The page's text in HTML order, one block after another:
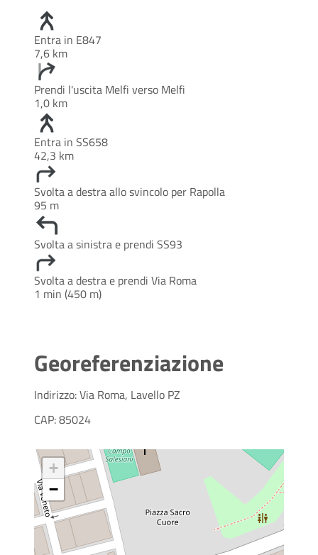
Entra in E847
7,6 km
Prendi l'uscita Melfi verso Melfi
1,0 km
Entra in SS658
42,3 km
Svolta a destra allo svincolo per Rapolla
95 m
Svolta a sinistra e prendi SS93
Svolta a destra e prendi Via Roma
1 min (450 m)
Georeferenziazione
Indirizzo: Via Roma, Lavello PZ
CAP: 85024
+
−